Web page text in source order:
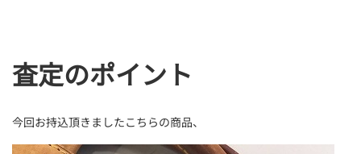
査定のポイント
今回お持込頂きましたこちらの商品、